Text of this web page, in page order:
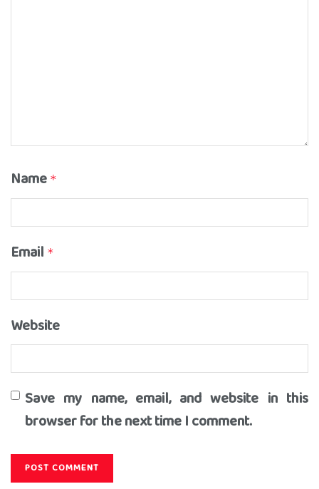
Name *
Email *
Website
Save my name, email, and website in this
browser for the next time I comment.